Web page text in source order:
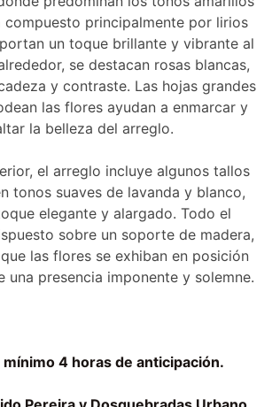
compuesto principalmente por lirios
un toque brillante y vibrante al
se destacan rosas blancas,
y contraste. Las hojas grandes
las flores ayudan a enmarcar y
la belleza del arreglo.
el arreglo incluye algunos tallos
tonos suaves de lavanda y blanco,
elegante y alargado. Todo el
sobre un soporte de madera,
las flores se exhiban en posición
una presencia imponente y solemne.
mínimo 4 horas de anticipación.